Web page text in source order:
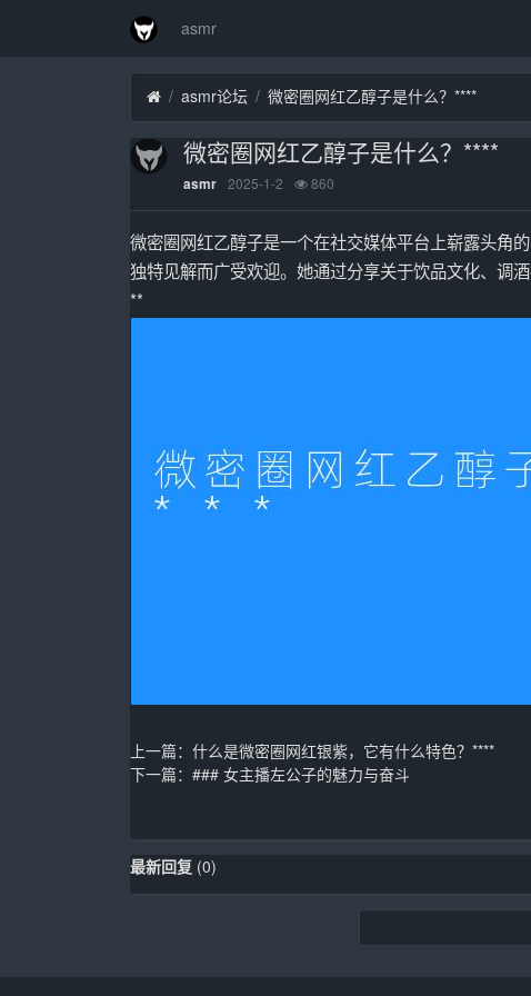
asmr
asmr论坛 微密圈网红乙醇子是什么？****
微密圈网红乙醇子是什么？****
asmr 2025-1-2 860
微密圈网红乙醇子是一个在社交媒体平台上崭露头角
独特见解而广受欢迎。她通过分享关于饮品文化、调
**
上一篇： 什么是微密圈网红银紫，它有什么特色？****
下一篇： ### 女主播左公子的魅力与奋斗
最新回复 (0)